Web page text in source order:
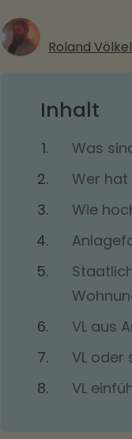
Roland Völkel
Inhalt
Was
Wer hat
Wie
VL aus
VL oder
VL